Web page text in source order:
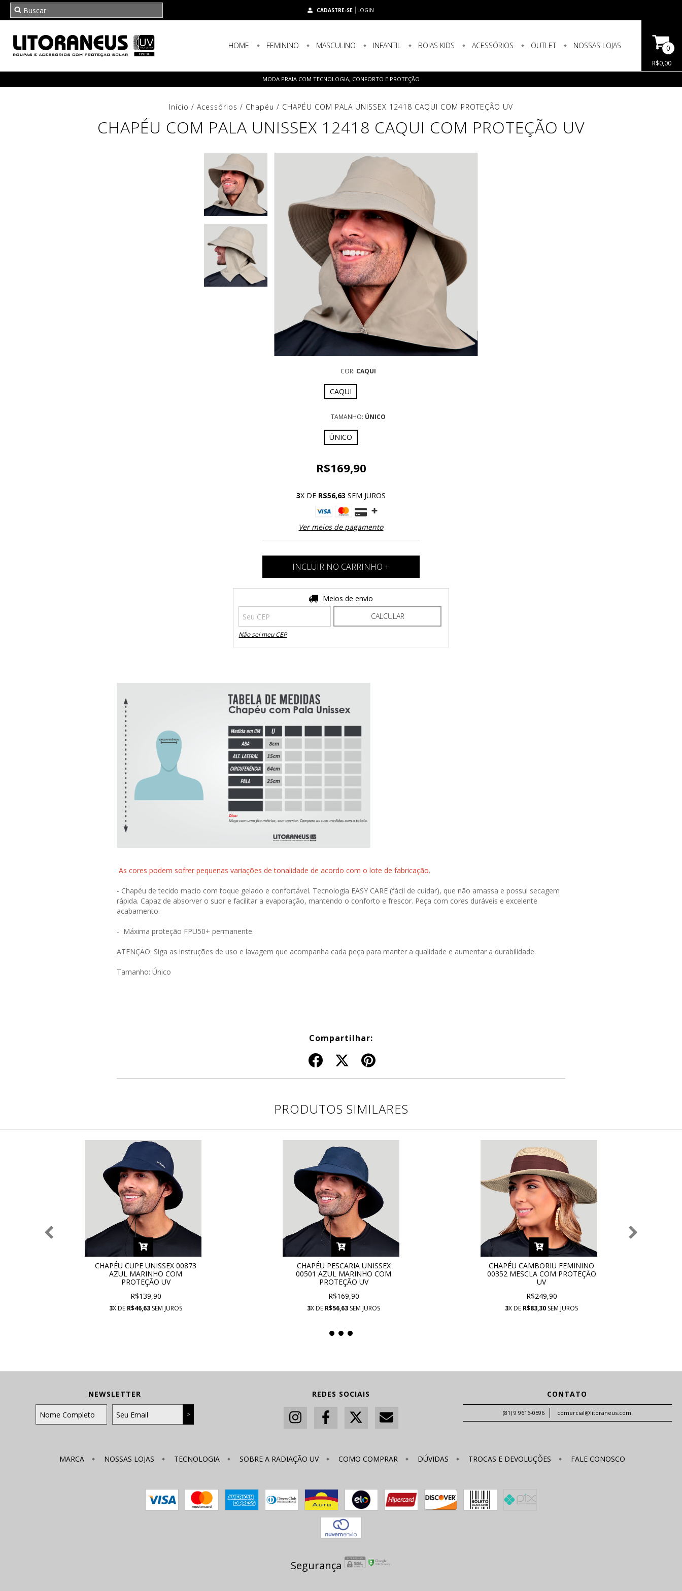
CADASTRE-SE LOGIN
HOME FEMININO MASCULINO INFANTIL BOIAS KIDS ACESSÓRIOS OUTLET NOSSAS LOJAS 0
R$0,00
MODA PRAIA COM TECNOLOGIA, CONFORTO E PROTEÇÃO
Início / Acessórios / Chapéu / CHAPÉU COM PALA UNISSEX 12418 CAQUI COM PROTEÇÃO UV
CHAPÉU COM PALA UNISSEX 12418 CAQUI COM PROTEÇÃO UV
COR: CAQUI
CAQUI
TAMANHO: ÚNICO
ÚNICO
R$169,90
3X DE R$56,63 SEM JUROS
Ver meios de pagamento
Meios de envio
CALCULAR
Não sei meu CEP
As cores podem sofrer pequenas variações de tonalidade de acordo com o lote de fabricação.
- Chapéu de tecido macio com toque gelado e confortável. Tecnologia EASY CARE (fácil de cuidar), que não amassa e possui secagem
rápida. Capaz de absorver o suor e facilitar a evaporação, mantendo o conforto e frescor. Peça com cores duráveis e excelente
acabamento.
- Máxima proteção FPU50+ permanente.
ATENÇÃO: Siga as instruções de uso e lavagem que acompanha cada peça para manter a qualidade e aumentar a durabilidade.
Tamanho: Único
Compartilhar:
PRODUTOS SIMILARES
CHAPÉU CUPE UNISSEX 00873
AZUL MARINHO COM
PROTEÇÃO UV
R$139,90
3X DE R$46,63 SEM JUROS
CHAPÉU PESCARIA UNISSEX
00501 AZUL MARINHO COM
PROTEÇÃO UV
R$169,90
3X DE R$56,63 SEM JUROS
CHAPÉU CAMBORIU FEMININO
00352 MESCLA COM PROTEÇÃO
UV
R$249,90
3X DE R$83,30 SEM JUROS
NEWSLETTER REDES SOCIAIS CONTATO
(81) 9 9616-0596 comercial@litoraneus.com
MARCA NOSSAS LOJAS TECNOLOGIA SOBRE A RADIAÇÃO UV COMO COMPRAR DÚVIDAS TROCAS E DEVOLUÇÕES FALE CONOSCO
Segurança